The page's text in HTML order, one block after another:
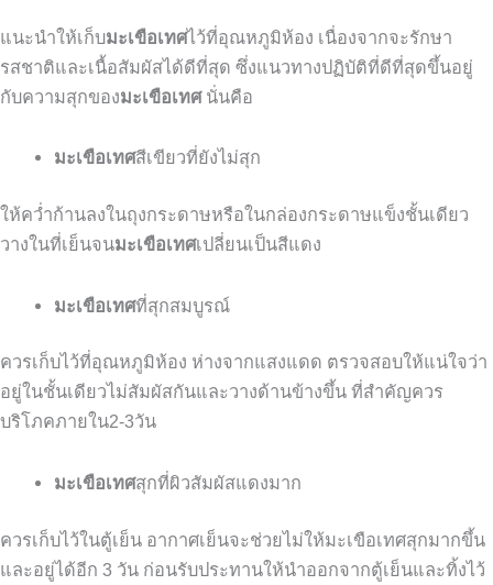
แนะนำให้เก็บมะเขือเทศไว้ที่อุณหภูมิห้อง เนื่องจากจะรักษา
รสชาติและเนื้อสัมผัสได้ดีที่สุด ซึ่งแนวทางปฏิบัติที่ดีที่สุดขึ้นอยู่
กับความสุกของมะเขือเทศ นั่นคือ
มะเขือเทศสีเขียวที่ยังไม่สุก
ให้คว่ำก้านลงในถุงกระดาษหรือในกล่องกระดาษแข็งชั้นเดียว
วางในที่เย็นจนมะเขือเทศเปลี่ยนเป็นสีแดง
มะเขือเทศที่สุกสมบูรณ์
ควรเก็บไว้ที่อุณหภูมิห้อง ห่างจากแสงแดด ตรวจสอบให้แน่ใจว่า
อยู่ในชั้นเดียวไม่สัมผัสกันและวางด้านข้างขึ้น ที่สำคัญควร
บริโภคภายใน2-3วัน
มะเขือเทศสุกที่ผิวสัมผัสแดงมาก
ควรเก็บไว้ในตู้เย็น อากาศเย็นจะช่วยไม่ให้มะเขือเทศสุกมากขึ้น
และอยู่ได้อีก 3 วัน ก่อนรับประทานให้นำออกจากตู้เย็นและทิ้งไว้